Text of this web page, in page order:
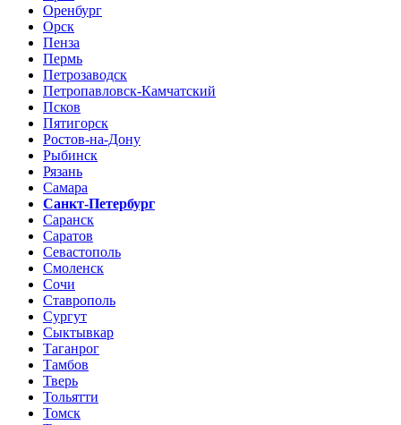
Оренбург
Орск
Пенза
Пермь
Петрозаводск
Петропавловск-Камчатский
Псков
Пятигорск
Ростов-на-Дону
Рыбинск
Рязань
Самара
Санкт-Петербург
Саранск
Саратов
Севастополь
Смоленск
Сочи
Ставрополь
Сургут
Сыктывкар
Таганрог
Тамбов
Тверь
Тольятти
Томск